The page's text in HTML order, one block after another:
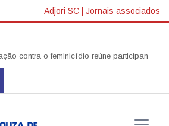
Adjori SC | Jornais associados
contra o feminicídio reúne participantes no